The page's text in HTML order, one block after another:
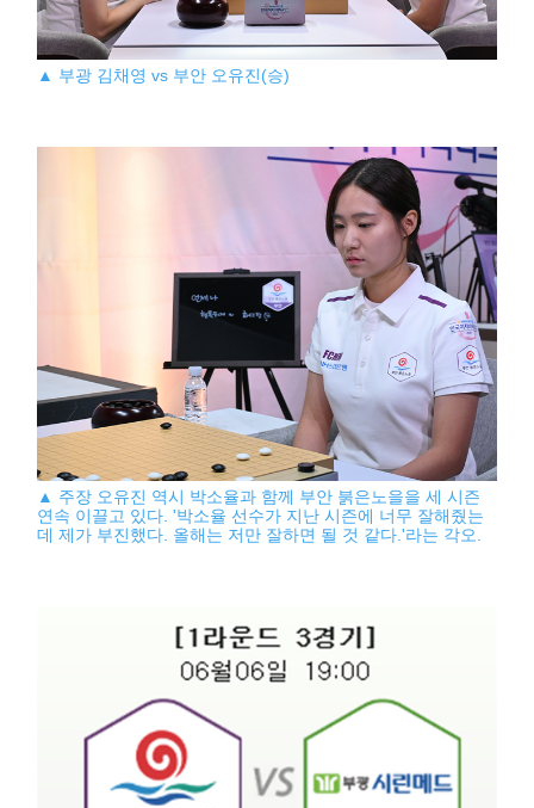
▲ 부광 김채영 vs 부안 오유진(승)
▲ 주장 오유진 역시 박소율과 함께 부안 붉은노을을 세 시즌
연속 이끌고 있다. '박소율 선수가 지난 시즌에 너무 잘해줬는
데 제가 부진했다. 올해는 저만 잘하면 될 것 같다.'라는 각오.